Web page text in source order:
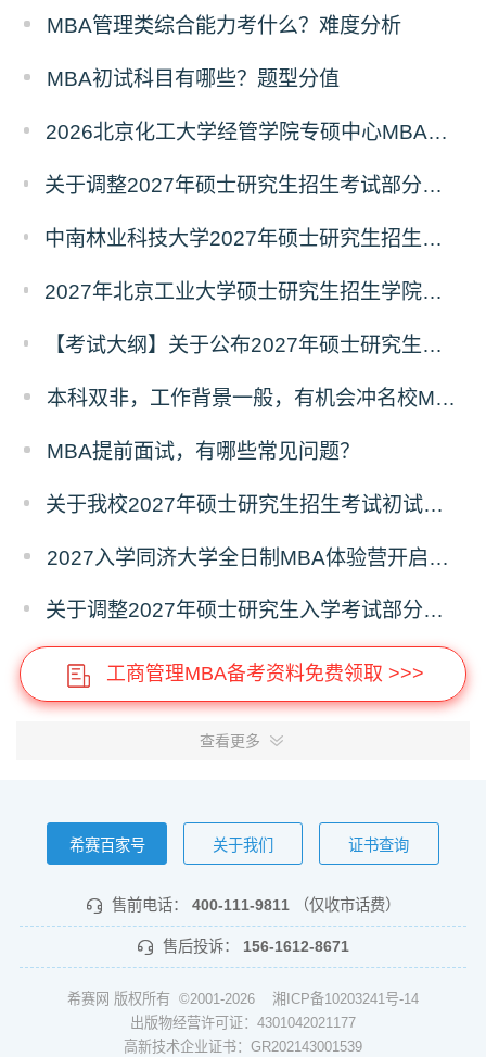
MBA管理类综合能力考什么？难度分析
MBA初试科目有哪些？题型分值
2026北京化工大学经管学院专硕中心MBA拟录取分析解读
关于调整2027年硕士研究生招生考试部分专业初试考试科目及参考书目的公告（二）
中南林业科技大学2027年硕士研究生招生考试初试科目调整情况公告
2027年北京工业大学硕士研究生招生学院、考试科目、考试大纲等调整情况
【考试大纲】关于公布2027年硕士研究生入学考试自命题考试科目考试大纲的通知
本科双非，工作背景一般，有机会冲名校MBA吗？
MBA提前面试，有哪些常见问题？
关于我校2027年硕士研究生招生考试初试科目调整的补充公告
2027入学同济大学全日制MBA体验营开启报名！
关于调整2027年硕士研究生入学考试部分专业考试科目的通知
工商管理MBA备考资料免费领取 >>>
查看更多
希赛百家号 关于我们 证书查询
售前电话： 400-111-9811 （仅收市话费）
售后投诉： 156-1612-8671
希赛网 版权所有 ©2001-2026 湘ICP备10203241号-14
出版物经营许可证：4301042021177
高新技术企业证书：GR202143001539